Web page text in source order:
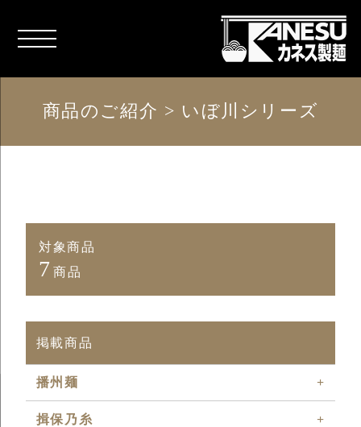
商品のご紹介 > いぼ川シリーズ
対象商品
7 商品
掲載商品
播州麺 +
揖保乃糸 +